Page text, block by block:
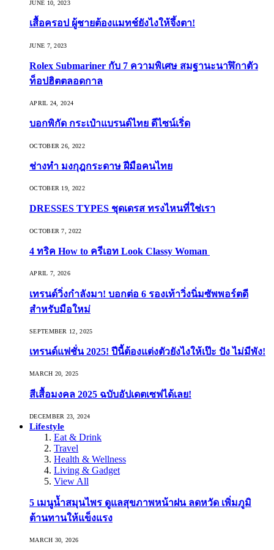
JUNE 10, 2023
เสื้อครอป ผู้ชายต้องแมทช์ยังไงให้จึ้งตา!
JUNE 7, 2023
Rolex Submariner กับ 7 ความพิเศษ สมฐานะนาฬิกาตัว
ท็อปฮิตตลอดกาล
APRIL 24, 2024
บอกพิกัด กระเป๋าแบรนด์ไทย ดีไซน์เริ่ด
OCTOBER 26, 2022
ช่างทำ มงกุฎกระดาษ ฝีมือคนไทย
OCTOBER 19, 2022
DRESSES TYPES ชุดเดรส ทรงไหนที่ใช่เรา
OCTOBER 7, 2022
4 ทริค How to ครีเอท Look Classy Woman
APRIL 7, 2026
เทรนด์วิ่งกำลังมา! บอกต่อ 6 รองเท้าวิ่งนิ่มซัพพอร์ตดี
สำหรับมือใหม่
SEPTEMBER 12, 2025
เทรนด์แฟชั่น 2025! ปีนี้ต้องแต่งตัวยังไงให้เป๊ะ ปัง ไม่มีพัง!
MARCH 20, 2025
สีเสื้อมงคล 2025 ฉบับอัปเดตเซฟได้เลย!
DECEMBER 23, 2024
Lifestyle
Eat & Drink
Travel
Health & Wellness
Living & Gadget
View All
5 เมนูน้ำสมุนไพร ดูแลสุขภาพหน้าฝน ลดหวัด เพิ่มภูมิ
ต้านทานให้แข็งแรง
MARCH 30, 2026